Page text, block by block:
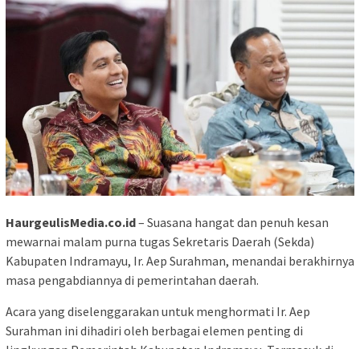
HaurgeulisMedia.co.id– Suasana hangat dan penuh kesan
mewarnai malam purna tugas Sekretaris Daerah (Sekda)
Kabupaten Indramayu, Ir. Aep Surahman, menandai berakhirnya
masa pengabdiannya di pemerintahan daerah.
Acara yang diselenggarakan untuk menghormati Ir. Aep
Surahman ini dihadiri oleh berbagai elemen penting di